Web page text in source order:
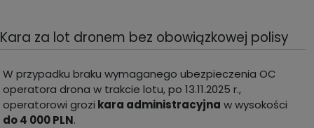
Kara za lot dronem bez obowiązkowej polisy
W przypadku braku wymaganego ubezpieczenia OC
operatora drona w trakcie lotu, po 13.11.2025 r.,
operatorowi grozi kara administracyjna w wysokości
do 4 000 PLN.